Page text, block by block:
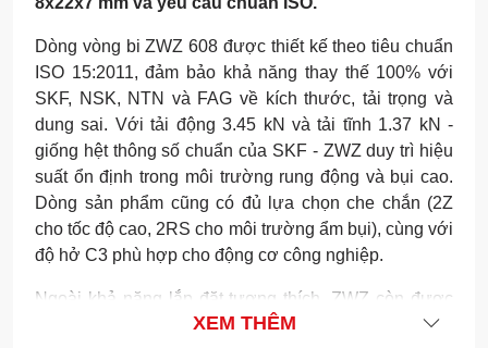
Dòng vòng bi ZWZ 608 được thiết kế theo tiêu chuẩn
ISO 15:2011, đảm bảo khả năng thay thế 100% với
SKF, NSK, NTN và FAG về kích thước, tải trọng và
dung sai. Với tải động 3.45 kN và tải tĩnh 1.37 kN -
giống hệt thông số chuẩn của SKF - ZWZ duy trì hiệu
suất ổn định trong môi trường rung động và bụi cao.
Dòng sản phẩm cũng có đủ lựa chọn che chắn (2Z
cho tốc độ cao, 2RS cho môi trường ẩm bụi), cùng với
độ hở C3 phù hợp cho động cơ công nghiệp.
Ngoài khả năng lắp đặt tương thích, ZWZ còn được
các nhà máy lớn tại Việt Nam xác nhận hiệu quả sử
XEM THÊM